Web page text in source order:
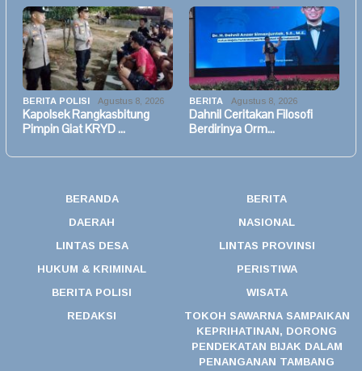
BERITA POLISI Agustus 8, 2026
Kapolsek Rangkasbitung
Pimpin Giat KRYD …
BERITA Agustus 8, 2026
Dahnil Ceritakan Filosofi
Berdirinya Orm…
BERANDA
BERITA
DAERAH
NASIONAL
LINTAS DESA
LINTAS PROVINSI
HUKUM & KRIMINAL
PERISTIWA
BERITA POLISI
WISATA
REDAKSI
TOKOH SAWARNA SAMPAIKAN
KEPRIHATINAN, DORONG
PENDEKATAN BIJAK DALAM
PENANGANAN TAMBANG